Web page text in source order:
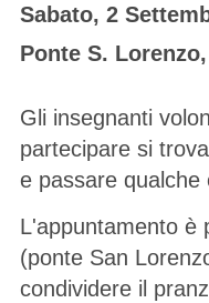
Sabato, 2
Ponte S.
Gli insegnanti
partecipare si
e passare qualche
L'appuntamento è
(ponte San
condividere il